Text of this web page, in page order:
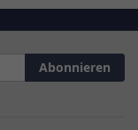
Abonnieren